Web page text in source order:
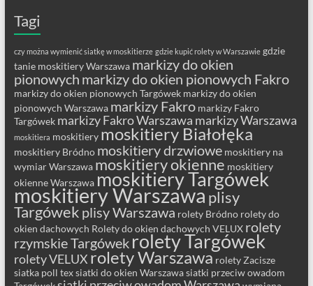
Tagi
czy można wymienić siatkę w moskitierze gdzie kupić rolety w Warszawie gdzie
tanie moskitiery Warszawa markizy do okien
pionowych markizy do okien pionowych Fakro
markizy do okien pionowych Targówek markizy do okien
pionowych Warszawa markizy Fakro markizy Fakro
Targówek markizy Fakro Warszawa markizy Warszawa
moskitiera moskitiery moskitiery Białołęka
moskitiery Bródno moskitiery drzwiowe moskitiery na
wymiar Warszawa moskitiery okienne moskitiery
okienne Warszawa moskitiery Targówek
moskitiery Warszawa plisy
Targówek plisy Warszawa rolety Bródno rolety do
okien dachowych Rolety do okien dachowych VELUX rolety
rzymskie Targówek rolety Targówek
rolety VELUX rolety Warszawa rolety Zacisze
siatka poll texsiatki do okien Warszawasiatki przeciw owadom